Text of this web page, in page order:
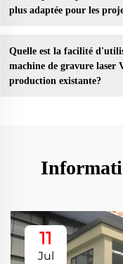
plus adaptée pour les
Quelle est la facilité
machine de gravure laser
production existante?
11
Jul